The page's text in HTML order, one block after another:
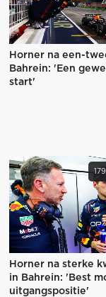
Horner na een-
Bahrein: 'Een
start'
Horner na sterke
in Bahrein: 'Best
uitgangspositie'